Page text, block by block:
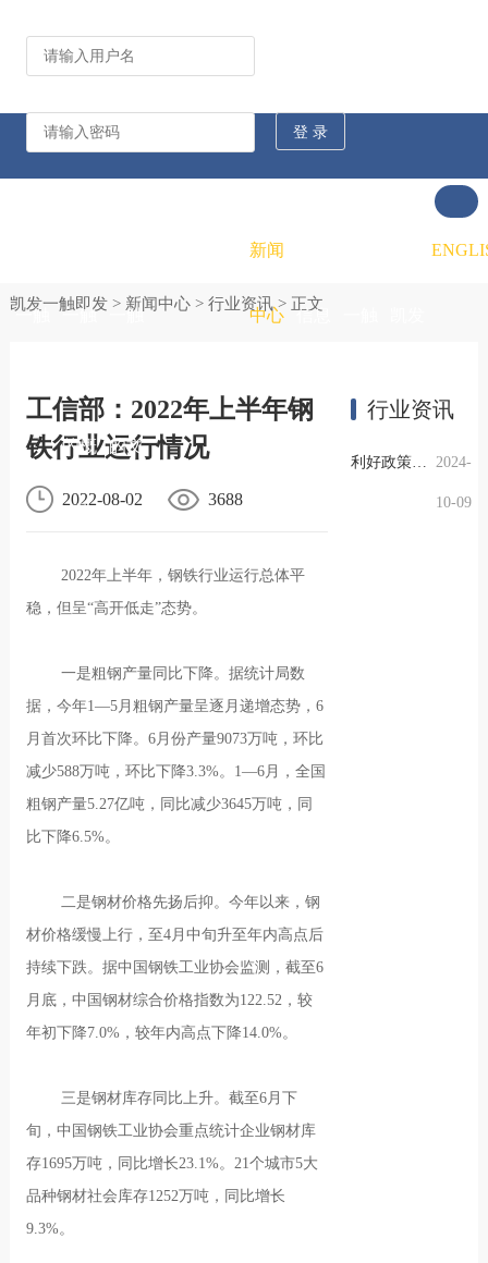
一触 一触
的概
况
一触
的文
化
新闻
中心 信息
凯发一触即发> 新闻中心> 行业资讯> 正文
工信部：2022年上半年钢
铁行业运行情况
2022-08-02 3688
2022年上半年，钢铁行业运行总体平
稳，但呈“高开低走”态势。
一是粗钢产量同比下降。据统计局数
据，今年1—5月粗钢产量呈逐月递增态势，6
月首次环比下降。6月份产量9073万吨，环比
减少588万吨，环比下降3.3%。1—6月，全国
粗钢产量5.27亿吨，同比减少3645万吨，同
比下降6.5%。
二是钢材价格先扬后抑。今年以来，钢
材价格缓慢上行，至4月中旬升至年内高点后
持续下跌。据中国钢铁工业协会监测，截至6
月底，中国钢材综合价格指数为122.52，较
年初下降7.0%，较年内高点下降14.0%。
三是钢材库存同比上升。截至6月下
旬，中国钢铁工业协会重点统计企业钢材库
存1695万吨，同比增长23.1%。21个城市5大
品种钢材社会库存1252万吨，同比增长
9.3%。
行业资讯
利好政策提振钢市信心，四季度行业需求或小幅上升 2024-
10-09